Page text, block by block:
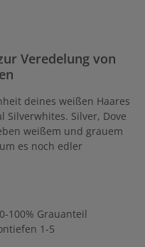
Veredelung von
deines weißen Haares
Silverwhites. Silver, Dove
weißem und grauem
es noch edler
100% Grauanteil
1-5